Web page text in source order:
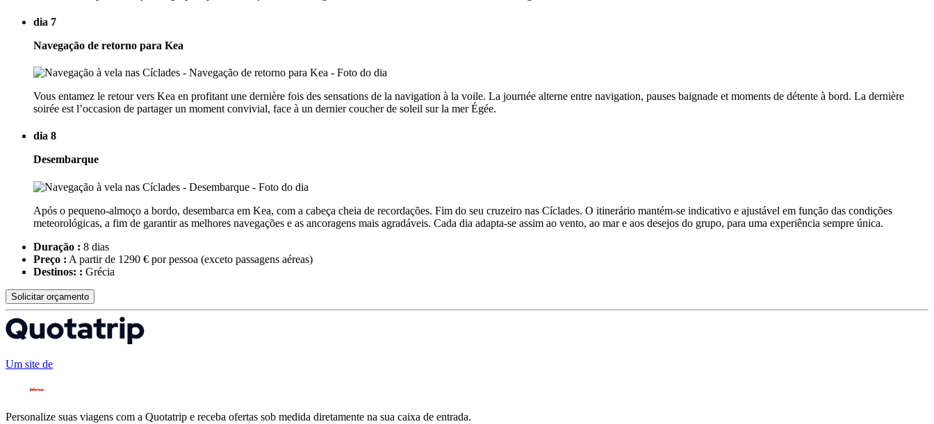
dia 7
Navegação de retorno para Kea
Vous entamez le retour vers Kea en profitant une dernière fois des sensations de la navigation à la voile. La journée alterne entre navigation, pauses baignade et moments de détente à bord. La dernière
soirée est l’occasion de partager un moment convivial, face à un dernier coucher de soleil sur la mer Égée.
dia 8
Desembarque
Após o pequeno-almoço a bordo, desembarca em Kea, com a cabeça cheia de recordações. Fim do seu cruzeiro nas Cíclades. O itinerário mantém-se indicativo e ajustável em função das condições
meteorológicas, a fim de garantir as melhores navegações e as ancoragens mais agradáveis. Cada dia adapta-se assim ao vento, ao mar e aos desejos do grupo, para uma experiência sempre única.
Duração : 8 dias
Preço : A partir de 1290 € por pessoa (exceto passagens aéreas)
Destinos: : Grécia
Solicitar orçamento
Um site de
Personalize suas viagens com a Quotatrip e receba ofertas sob medida diretamente na sua caixa de entrada.